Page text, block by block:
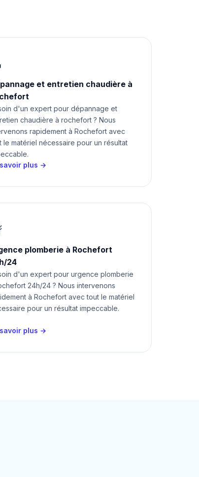
et entretien chaudière à
d'un expert pour dépannage et
chaudière à rochefort ? Nous
rapidement à Rochefort avec
le matériel nécessaire pour un résultat
savoir plus →
plomberie à Rochefort
24
d'un expert pour urgence plomberie
24h/24 ? Nous intervenons
à Rochefort avec tout le matériel
pour un résultat impeccable.
savoir plus →